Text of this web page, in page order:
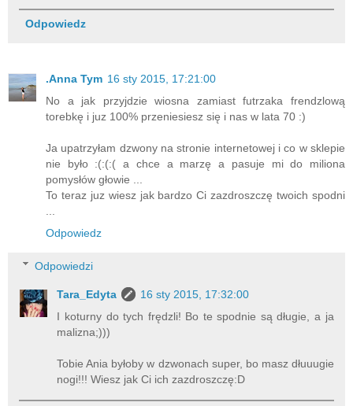
Odpowiedz
.Anna Tym 16 sty 2015, 17:21:00
No a jak przyjdzie wiosna zamiast futrzaka frendzlową
torebkę i juz 100% przeniesiesz się i nas w lata 70 :)
Ja upatrzyłam dzwony na stronie internetowej i co w sklepie
nie było :(:(:( a chce a marzę a pasuje mi do miliona
pomysłów głowie ...
To teraz juz wiesz jak bardzo Ci zazdroszczę twoich spodni
Odpowiedz
Odpowiedzi
Tara_Edyta
16 sty 2015, 17:32:00
I koturny do tych frędzli! Bo te spodnie są długie, a ja
malizna;)))
Tobie Ania byłoby w dzwonach super, bo masz dłuuugie
nogi!!! Wiesz jak Ci ich zazdroszczę:D